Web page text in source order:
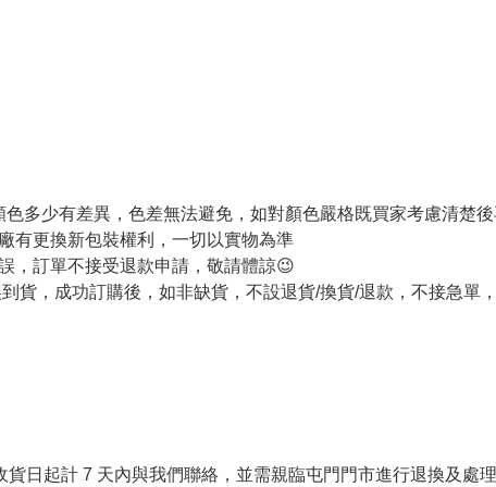
多少有差異，色差無法避免，如對顏色嚴格既買家考慮清楚
有更換新包裝權利，一切以實物為準
，訂單不接受退款申請，敬請體諒😉
，成功訂購後，如非缺貨，不設退貨/換貨/退款，不接急單，
日起計 7 天內與我們聯絡，並需親臨屯門門市進行退換及處